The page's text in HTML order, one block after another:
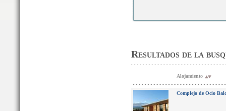
Resultados de la
Alojamiento
Complejo de Ocio